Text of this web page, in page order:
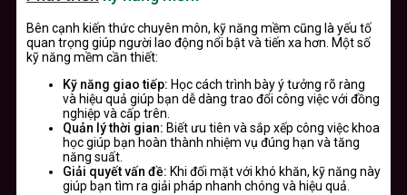
Bên cạnh kiến thức chuyên môn, kỹ năng mềm cũng là yếu tố
quan trọng giúp người lao động nổi bật và tiến xa hơn. Một số
kỹ năng mềm cần thiết:
Kỹ năng giao tiếp: Học cách trình bày ý tưởng rõ ràng
và hiệu quả giúp bạn dễ dàng trao đổi công việc với đồng
nghiệp và cấp trên.
Quản lý thời gian: Biết ưu tiên và sắp xếp công việc khoa
học giúp bạn hoàn thành nhiệm vụ đúng hạn và tăng
năng suất.
Giải quyết vấn đề: Khi đối mặt với khó khăn, kỹ năng này
giúp bạn tìm ra giải pháp nhanh chóng và hiệu quả.